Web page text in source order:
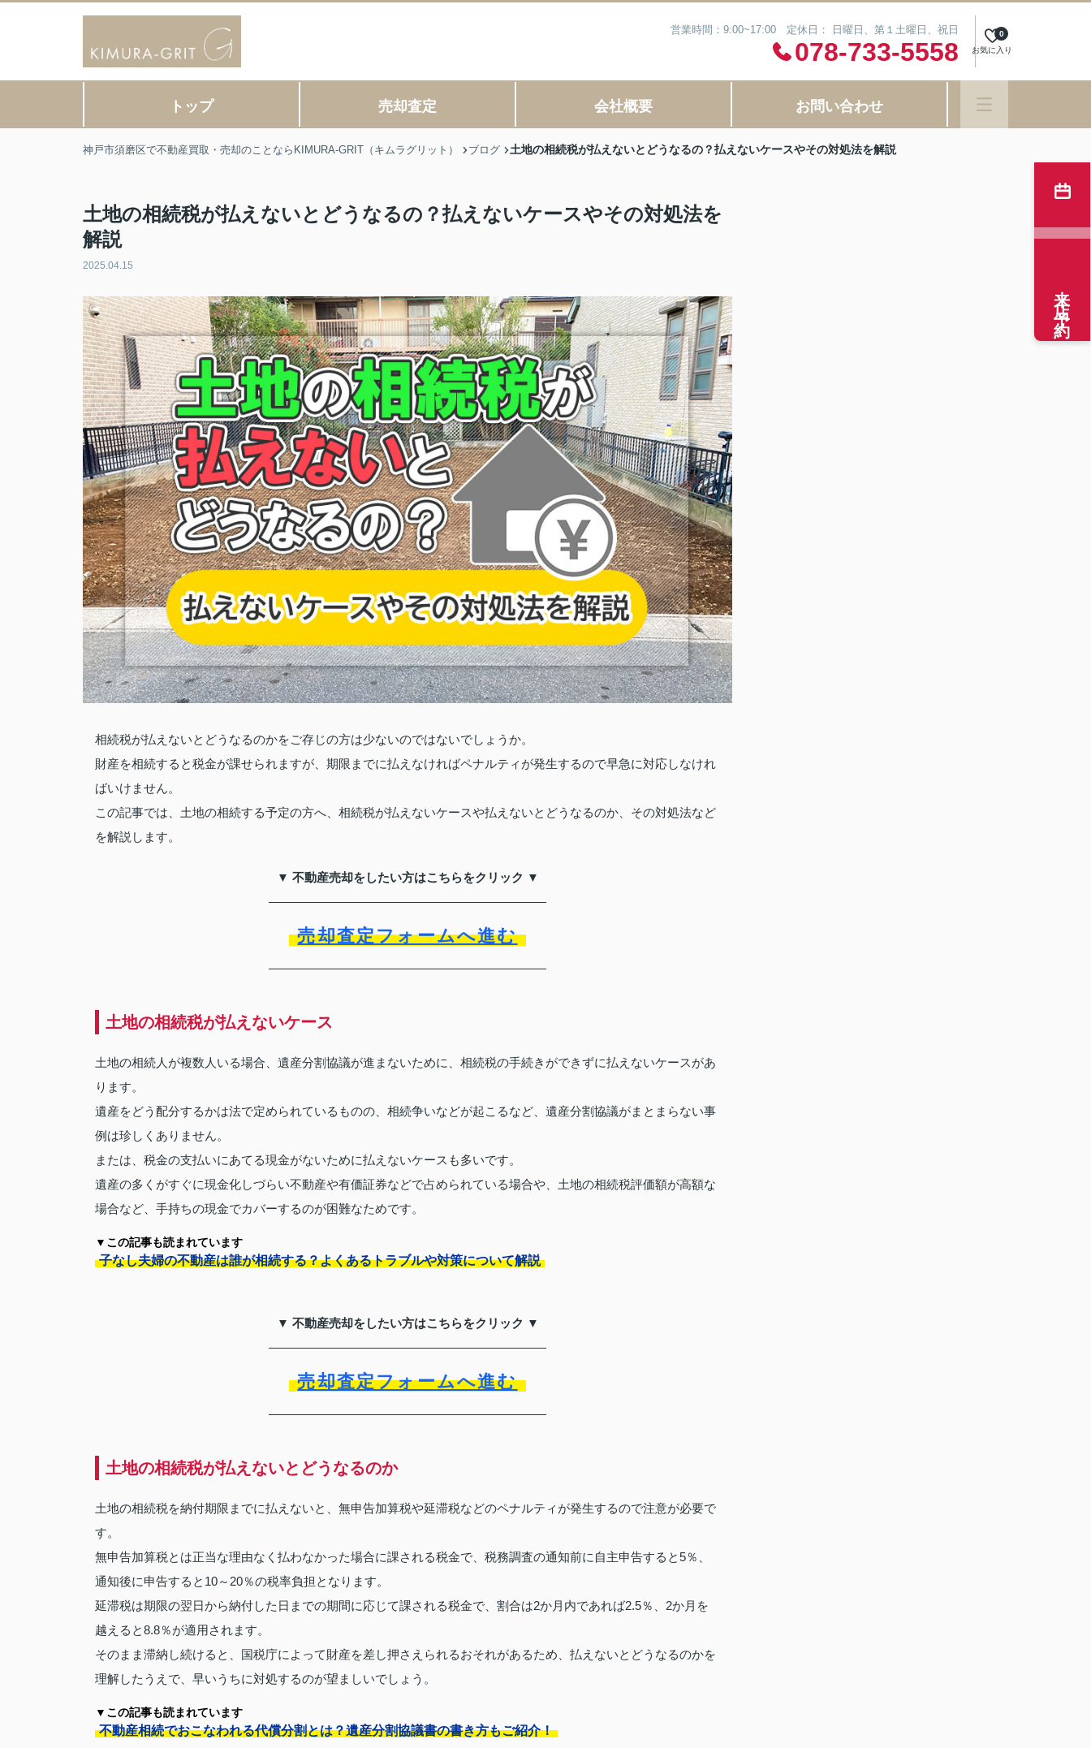
営業時間：9:00~17:00 定休日： 日曜日、第１土曜日、祝日
078-733-5558 お気に入り
0
トップ 売却査定 会社概要 お問い合わせ
神戸市須磨区で不動産買取・売却のことならKIMURA-GRIT（キムラグリット） ブログ 土地の相続税が払えないとどうなるの？払えないケースやその対処法を解説
土地の相続税が払えないとどうなるの？払えないケースやその対処法を
解説
2025.04.15
相続税が払えないとどうなるのかをご存じの方は少ないのではないでしょうか。
財産を相続すると税金が課せられますが、期限までに払えなければペナルティが発生するので早急に対応しなけれ
ばいけません。
この記事では、土地の相続する予定の方へ、相続税が払えないケースや払えないとどうなるのか、その対処法など
を解説します。
▼ 不動産売却をしたい方はこちらをクリック ▼
売却査定フォームへ進む
土地の相続税が払えないケース
土地の相続人が複数人いる場合、遺産分割協議が進まないために、相続税の手続きができずに払えないケースがあ
ります。
遺産をどう配分するかは法で定められているものの、相続争いなどが起こるなど、遺産分割協議がまとまらない事
例は珍しくありません。
または、税金の支払いにあてる現金がないために払えないケースも多いです。
遺産の多くがすぐに現金化しづらい不動産や有価証券などで占められている場合や、土地の相続税評価額が高額な
場合など、手持ちの現金でカバーするのが困難なためです。
▼この記事も読まれています
子なし夫婦の不動産は誰が相続する？よくあるトラブルや対策について解説
▼ 不動産売却をしたい方はこちらをクリック ▼
売却査定フォームへ進む
土地の相続税が払えないとどうなるのか
土地の相続税を納付期限までに払えないと、無申告加算税や延滞税などのペナルティが発生するので注意が必要で
す。
無申告加算税とは正当な理由なく払わなかった場合に課される税金で、税務調査の通知前に自主申告すると5％、
通知後に申告すると10～20％の税率負担となります。
延滞税は期限の翌日から納付した日までの期間に応じて課される税金で、割合は2か月内であれば2.5％、2か月を
越えると8.8％が適用されます。
そのまま滞納し続けると、国税庁によって財産を差し押さえられるおそれがあるため、払えないとどうなるのかを
理解したうえで、早いうちに対処するのが望ましいでしょう。
▼この記事も読まれています
不動産相続でおこなわれる代償分割とは？遺産分割協議書の書き方もご紹介！
来店予約